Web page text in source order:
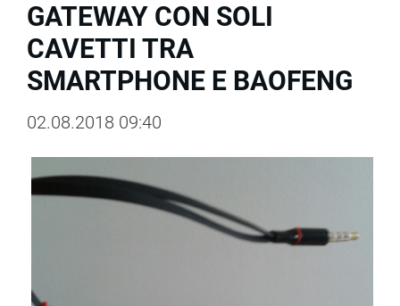
GATEWAY CON SOLI
CAVETTI TRA
SMARTPHONE E BAOFENG
02.08.2018 09:40